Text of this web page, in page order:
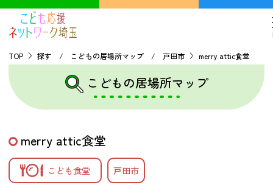
TOP
探す
こどもの居場所マップ
TOP 探す / こどもの居場所マップ / 戸田市 merry attic食堂
こどもの居場所マップ
merry attic食堂
こども食堂 戸田市